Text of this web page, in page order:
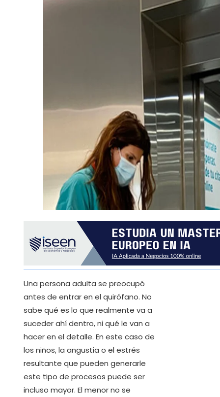
Una persona adulta se preocupó
antes de entrar en el quirófano. No
sabe qué es lo que realmente va a
suceder ahí dentro, ni qué le van a
hacer en el detalle. En este caso de
los niños, la angustia o el estrés
resultante que pueden generarle
este tipo de procesos puede ser
incluso mayor. El menor no se